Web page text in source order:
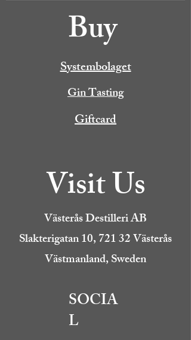
Buy
Systembolaget
Gin Tasting
Giftcard
Visit Us
Västerås Destilleri AB
Slakterigatan 10, 721 32 Västerås
Västmanland, Sweden
SOCIA
L